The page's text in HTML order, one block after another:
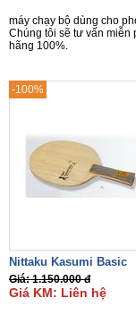
máy chạy bộ dùng cho
Chúng tôi sẽ tư vấn miễn
hãng 100%.
-100%
Nittaku Kasumi Basic
Giá: 1.150.000 đ
Giá KM: Liên hệ